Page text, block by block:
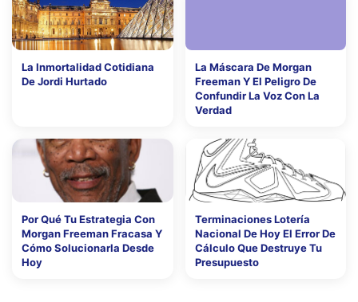
La Inmortalidad Cotidiana
De Jordi Hurtado
La Máscara De Morgan
Freeman Y El Peligro De
Confundir La Voz Con La
Verdad
Por Qué Tu Estrategia Con
Morgan Freeman Fracasa Y
Cómo Solucionarla Desde
Hoy
Terminaciones Lotería
Nacional De Hoy El Error De
Cálculo Que Destruye Tu
Presupuesto